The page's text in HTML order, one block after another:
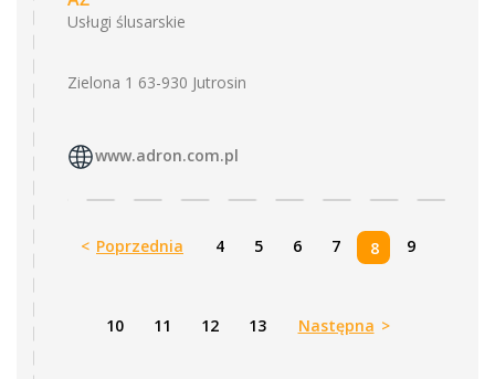
Usługi ślusarskie
Zielona 1 63-930 Jutrosin
www.adron.com.pl
< Poprzednia 4 5 6 7 8 9
10 11 12 13 Następna >